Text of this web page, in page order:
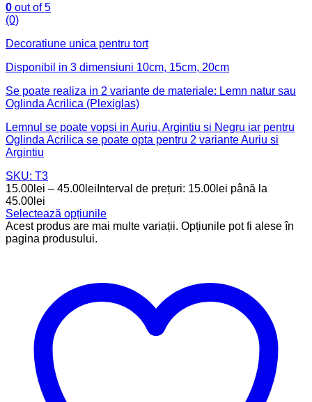
0 out of 5
(0)
Decoratiune unica pentru tort
Disponibil in 3 dimensiuni 10cm, 15cm, 20cm
Se poate realiza in 2 variante de materiale: Lemn natur sau
Oglinda Acrilica (Plexiglas)
Lemnul se poate vopsi in Auriu, Argintiu si Negru iar pentru
Oglinda Acrilica se poate opta pentru 2 variante Auriu si
Argintiu
SKU: T3
15.00 lei – 45.00 lei Interval de prețuri: 15.00lei până la
45.00lei
Selectează opțiunile
Acest produs are mai multe variații. Opțiunile pot fi alese în
pagina produsului.